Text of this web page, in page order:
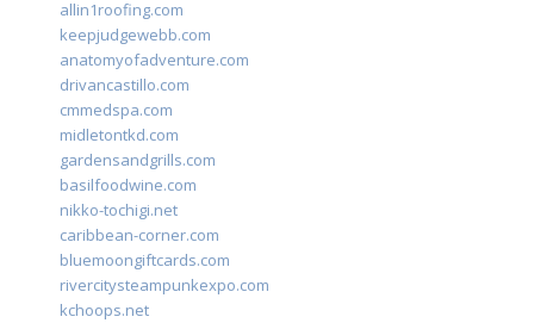
allin1roofing.com
keepjudgewebb.com
anatomyofadventure.com
drivancastillo.com
cmmedspa.com
midletontkd.com
gardensandgrills.com
basilfoodwine.com
nikko-tochigi.net
caribbean-corner.com
bluemoongiftcards.com
rivercitysteampunkexpo.com
kchoops.net